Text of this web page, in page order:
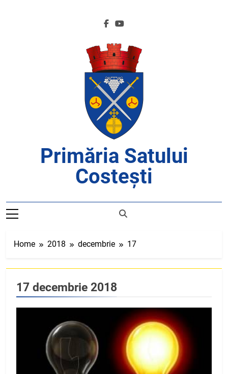
Primăria Satului
Costești
Home 2018 decembrie 17
17 decembrie 2018